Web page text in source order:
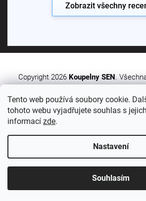
Tento web používá soubory cookie.
tohoto webu vyjadřujete souhlas s
informací zde.
Nastavení
Souhlasím
Zobrazit všechny
Vytvořil Shoptet
Copyright 2026 Koupelny SEN.
Sledujte nás:
Odstoupit od smlouvy